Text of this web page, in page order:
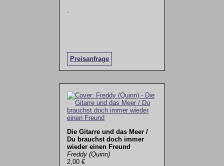
Preisanfrage
.
Die Gitarre und das Meer /
Du brauchst doch immer
wieder einen Freund
Freddy (Quinn)
2,00 €